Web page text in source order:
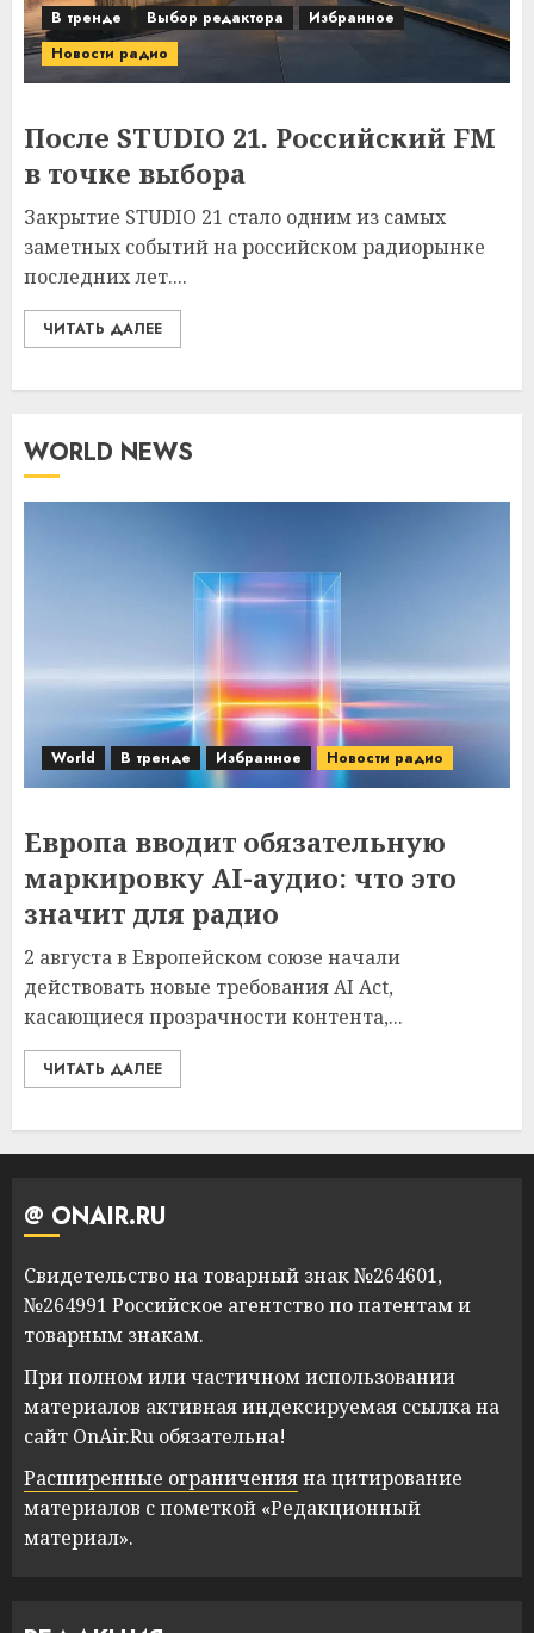
В тренде Выбор редактора
Избранное
Новости радио
После STUDIO 21. Российский FM
в точке выбора
Закрытие STUDIO 21 стало одним из самых
заметных событий на российском радиорынке
последних лет....
ЧИТАТЬ ДАЛЕЕ
WORLD NEWS
World В тренде Избранное Новости радио
Европа вводит обязательную
маркировку AI-аудио: что это
значит для радио
2 августа в Европейском союзе начали
действовать новые требования AI Act,
касающиеся прозрачности контента,...
ЧИТАТЬ ДАЛЕЕ
@ ONAIR.RU
Свидетельство на товарный знак №264601,
№264991 Российское агентство по патентам и
товарным знакам.
При полном или частичном использовании
материалов активная индексируемая ссылка на
сайт OnAir.Ru обязательна!
Расширенные ограниченияна цитирование
материалов с пометкой «Редакционный
материал».